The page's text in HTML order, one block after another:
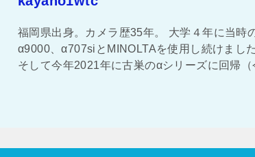
福岡県出身。カメラ歴35年。 大学４年に当時
α9000、α707siとMINOLTAを使用し続けまし
そして今年2021年に古巣のαシリーズに回帰（